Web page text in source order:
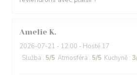
Amelie K
2026-07-21 - 12:00 - Hosté 17
Služba : 5/5 Atmosféra : 5/5 Kuchyně : 3